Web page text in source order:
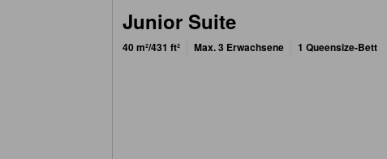
Junior Suite
40 m²/431 ft² Max. 3 Erwachsene 1 Queensize-Bett